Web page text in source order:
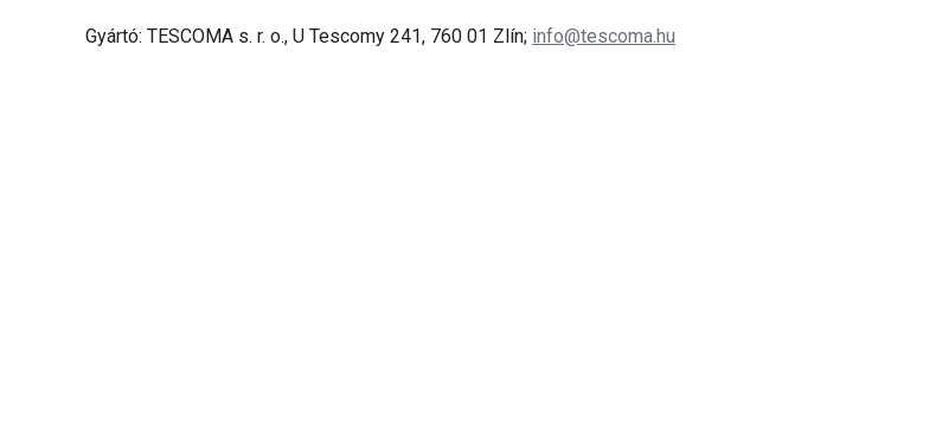
Gyártó: TESCOMA s. r. o., U Tescomy 241, 760 01 Zlín; info@tescoma.hu